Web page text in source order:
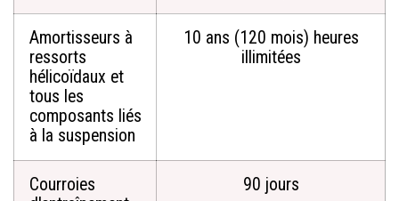
Amortisseurs à
ressorts
hélicoïdaux et
tous les
composants liés
à la suspension
10 ans (120 mois) heures
illimitées
Courroies
90 jours